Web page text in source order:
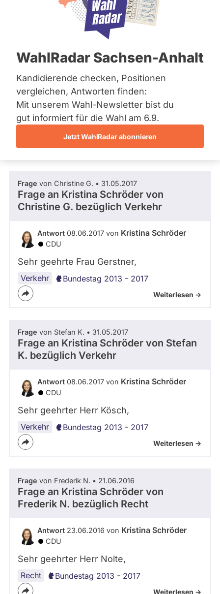
Bremen
Hamburg
Mecklenburg-Vorpommern
Nordrhein-Westfalen
Saarland
Sachsen
Sachsen-Anhalt
Schleswig-Holstein
Thüringen
WahlRadar Sachsen-Anhalt
Kandidierende checken, Positionen
vergleichen, Antworten finden:
Mit unserem Wahl-Newsletter bist du
gut informiert für die Wahl am 6.9.
Jetzt WahlRadar abonnieren
h
p
e
o
n
z
C
C
B
S
A
.
0
CDU
Diese Politikerin hat kein aktuelles und kein
zukünftiges Mandat und keine
Direktandidatur auf Landes-, Bundes- oder
Wahlliste werden bei uns nicht erfasst.
Die Fragefunktion ist für diese Person
derzeit nicht aktiv.
Politiker:innen
aktiven
oder
Mandaten
können
abgeordnetenwatch
befragt
werden.
Fragen und Antworten
Frage von Christine G. • 31.05.2017
Frage an Kristina Schröder von
Christine G. bezüglich Verkehr
Antwort 08.06.2017 von Kristina Schröder
CDU
Sehr geehrte Frau Gerstner,
Verkehr Bundestag 2013 - 2017
Weiterlesen ->
Frage von Stefan K. • 31.05.2017
Frage an Kristina Schröder von Stefan
K. bezüglich Verkehr
Antwort 08.06.2017 von Kristina Schröder
CDU
Sehr geehrter Herr Kösch,
Verkehr Bundestag 2013 - 2017
Weiterlesen ->
Frage von Frederik N. • 21.06.2016
Frage an Kristina Schröder von
Frederik N. bezüglich Recht
Antwort 23.06.2016 von Kristina Schröder
CDU
Sehr geehrter Herr Nolte,
Recht Bundestag 2013 - 2017
Weiterlesen ->